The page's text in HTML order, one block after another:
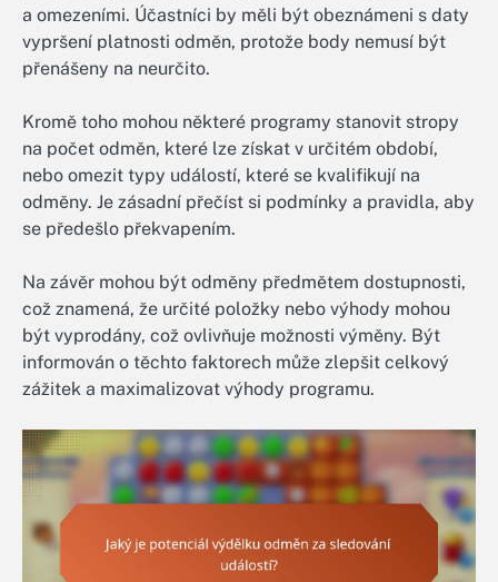
a omezeními. Účastníci by měli být obeznámeni s daty
vypršení platnosti odměn, protože body nemusí být
přenášeny na neurčito.
Kromě toho mohou některé programy stanovit stropy
na počet odměn, které lze získat v určitém období,
nebo omezit typy událostí, které se kvalifikují na
odměny. Je zásadní přečíst si podmínky a pravidla, aby
se předešlo překvapením.
Na závěr mohou být odměny předmětem dostupnosti,
což znamená, že určité položky nebo výhody mohou
být vyprodány, což ovlivňuje možnosti výměny. Být
informován o těchto faktorech může zlepšit celkový
zážitek a maximalizovat výhody programu.